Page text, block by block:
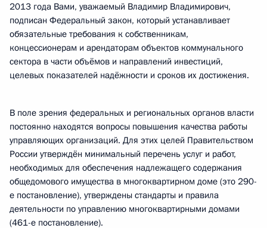
2013 года Вами, уважаемый Владимир Владимирович,
подписан Федеральный закон, который устанавливает
обязательные требования к собственникам,
концессионерам и арендаторам объектов коммунального
сектора в части объёмов и направлений инвестиций,
целевых показателей надёжности и сроков их достижения.
В поле зрения федеральных и региональных органов власти
постоянно находятся вопросы повышения качества работы
управляющих организаций. Для этих целей Правительством
России утверждён минимальный перечень услуг и работ,
необходимых для обеспечения надлежащего содержания
общедомового имущества в многоквартирном доме (это 290-
е постановление), утверждены стандарты и правила
деятельности по управлению многоквартирными домами
(461-е постановление).